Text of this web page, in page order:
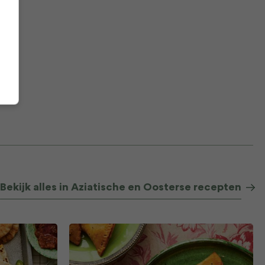
Bekijk alles in Aziatische en Oosterse recepten